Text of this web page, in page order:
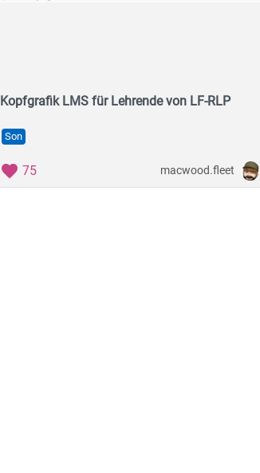
Kopfgrafik LMS für Lehrende von LF-RLP
Son
75 macwood.fleet